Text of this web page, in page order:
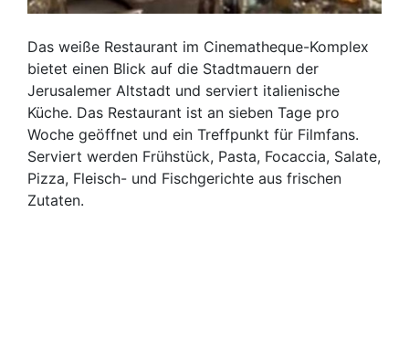
Das weiße Restaurant im Cinematheque-Komplex
bietet einen Blick auf die Stadtmauern der
Jerusalemer Altstadt und serviert italienische
Küche. Das Restaurant ist an sieben Tage pro
Woche geöffnet und ein Treffpunkt für Filmfans.
Serviert werden Frühstück, Pasta, Focaccia, Salate,
Pizza, Fleisch- und Fischgerichte aus frischen
Zutaten.